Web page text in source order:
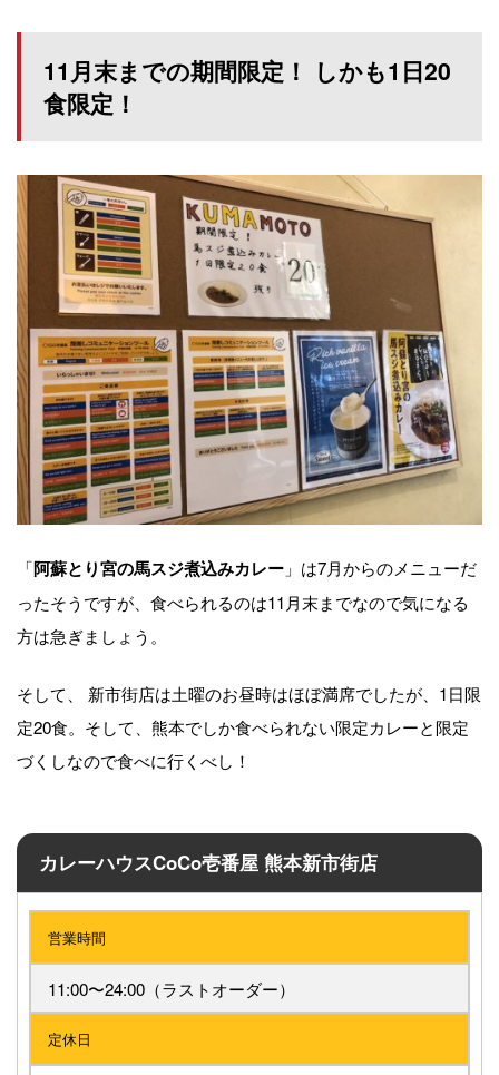
11月末までの期間限定！ しかも1日20
食限定！
「阿蘇とり宮の馬スジ煮込みカレー 」は7月からのメニューだ
ったそうですが、食べられるのは11月末までなので気になる
方は急ぎましょう。
そして、 新市街店は土曜のお昼時はほぼ満席でしたが、1日限
定20食。そして、熊本でしか食べられない限定カレーと限定
づくしなので食べに行くべし！
カレーハウスCoCo壱番屋 熊本新市街店
営業時間
11:00〜24:00（ラストオーダー）
定休日